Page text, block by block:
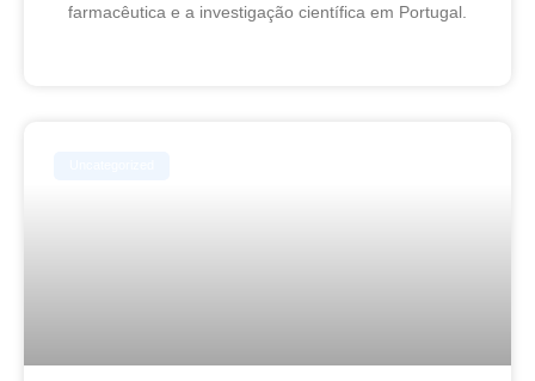
farmacêutica e a investigação científica em Portugal.